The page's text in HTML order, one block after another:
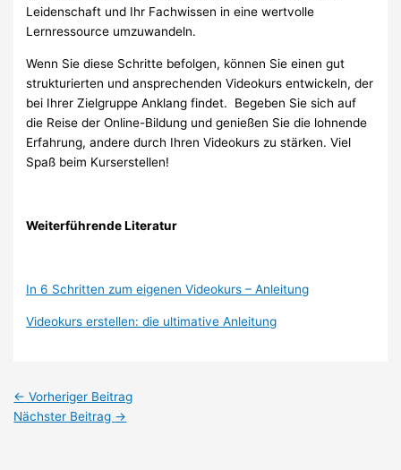
Leidenschaft und Ihr Fachwissen in eine wertvolle
Lernressource umzuwandeln.
Wenn Sie diese Schritte befolgen, können Sie einen gut
strukturierten und ansprechenden Videokurs entwickeln, der
bei Ihrer Zielgruppe Anklang findet. Begeben Sie sich auf
die Reise der Online-Bildung und genießen Sie die lohnende
Erfahrung, andere durch Ihren Videokurs zu stärken. Viel
Spaß beim Kurserstellen!
Weiterführende Literatur
In 6 Schritten zum eigenen Videokurs – Anleitung
Videokurs erstellen: die ultimative Anleitung
← Vorheriger Beitrag
Nächster Beitrag →